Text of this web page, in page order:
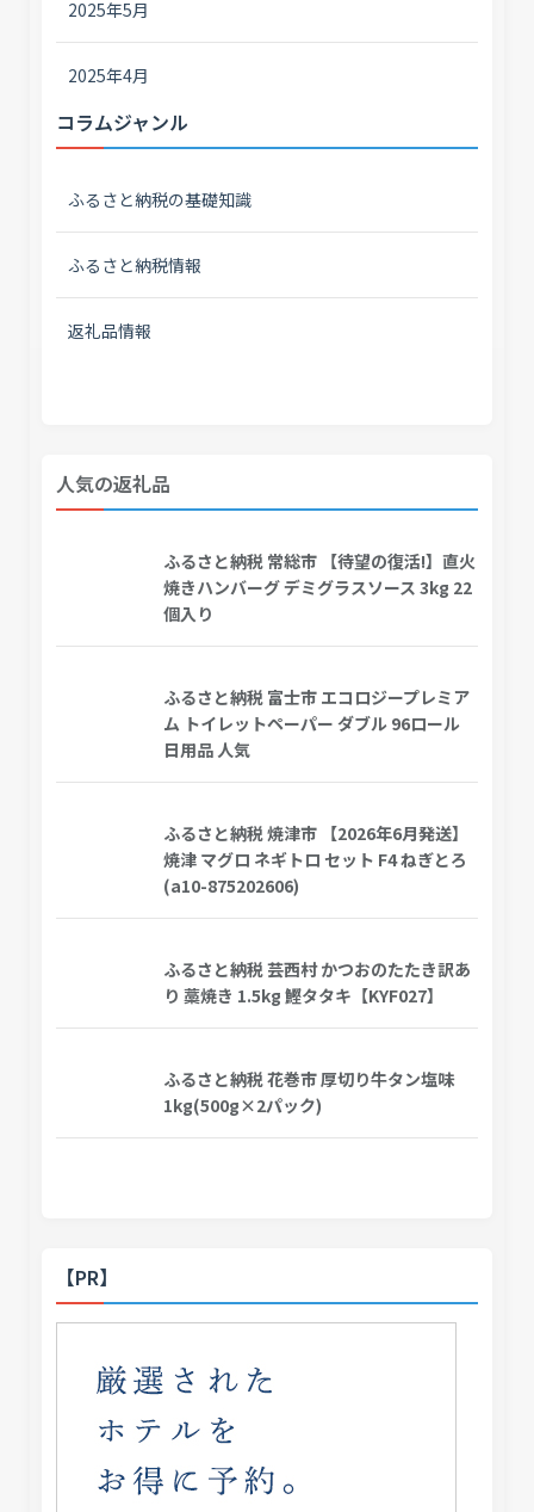
2025年5月
2025年4月
コラムジャンル
ふるさと納税の基礎知識
ふるさと納税情報
返礼品情報
人気の返礼品
ふるさと納税 常総市 【待望の復活!】直火
焼きハンバーグ デミグラスソース 3kg 22
個入り
ふるさと納税 富士市 エコロジープレミア
ム トイレットペーパー ダブル 96ロール
日用品 人気
ふるさと納税 焼津市 【2026年6月発送】
焼津 マグロ ネギトロ セット F4 ねぎとろ
(a10-875202606)
ふるさと納税 芸西村 かつおのたたき訳あ
り 藁焼き 1.5kg 鰹タタキ【KYF027】
ふるさと納税 花巻市 厚切り牛タン塩味
1kg(500g×2パック)
【PR】